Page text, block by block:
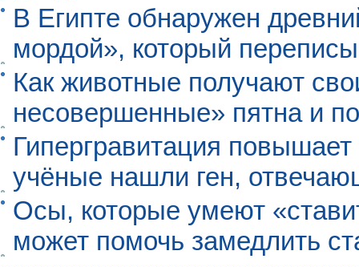
В Египте обнаружен
мордой», который
Как животные получают
несовершенные» пятна и
Гипергравитация
учёные нашли ген,
Осы, которые умеют
может помочь замедлить